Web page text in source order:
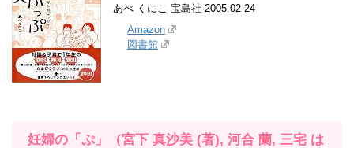
あべ くにこ 宝島社 2005-02-24
Amazon
図書館
妊婦の「ぷ」（宮下 真沙美 (著), 河合 蘭, 三宅 は